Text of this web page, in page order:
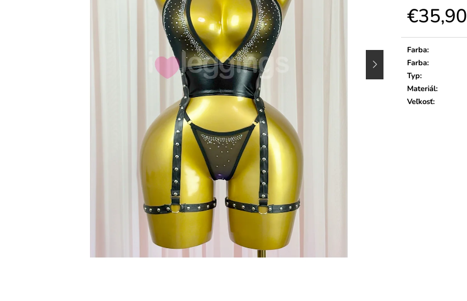
€35,90
Farba:
Farba:
Typ:
Materiál:
Veľkosť: